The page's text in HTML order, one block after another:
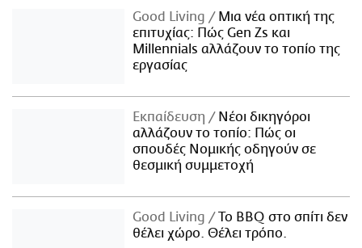
Good Living
Μια νέα οπτική της
επιτυχίας: Πώς Gen Zs και
Millennials αλλάζουν το τοπίο της
εργασίας
Εκπαίδευση
Νέοι δικηγόροι
αλλάζουν το τοπίο: Πώς οι
σπουδές Νομικής οδηγούν σε
θεσμική συμμετοχή
Good Living
Το BBQ στο σπίτι δεν
θέλει χώρο. Θέλει τρόπο.